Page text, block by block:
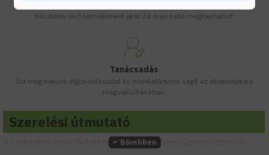
Készleten lévő termékeinket akár 24 órán belül megkaphatod!
Tanácsadás
Írd meg nekünk elgondolásodat és munkatársunk segít az elképzeléseid
megvalósításában.
Szerelési útmutató
A szakszerű szereléshez töltsd le a szerelési útmutatót